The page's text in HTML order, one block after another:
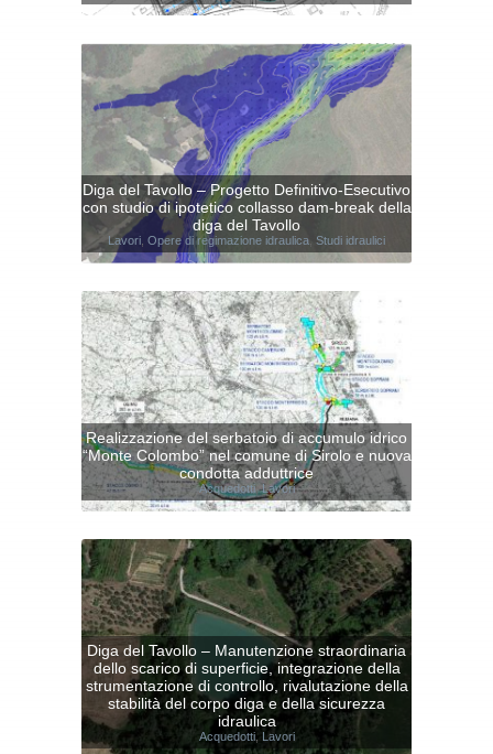
Diga del Tavollo – Progetto Definitivo-Esecutivo
con studio di ipotetico collasso dam-break della
diga del Tavollo
Lavori Opere di regimazione idraulica Studi idraulici
Realizzazione del serbatoio di accumulo idrico
“Monte Colombo” nel comune di Sirolo e nuova
condotta adduttrice
Acquedotti,Lavori
Diga del Tavollo – Manutenzione straordinaria
dello scarico di superficie, integrazione della
strumentazione di controllo, rivalutazione della
stabilità del corpo diga e della sicurezza
idraulica
Acquedotti, Lavori